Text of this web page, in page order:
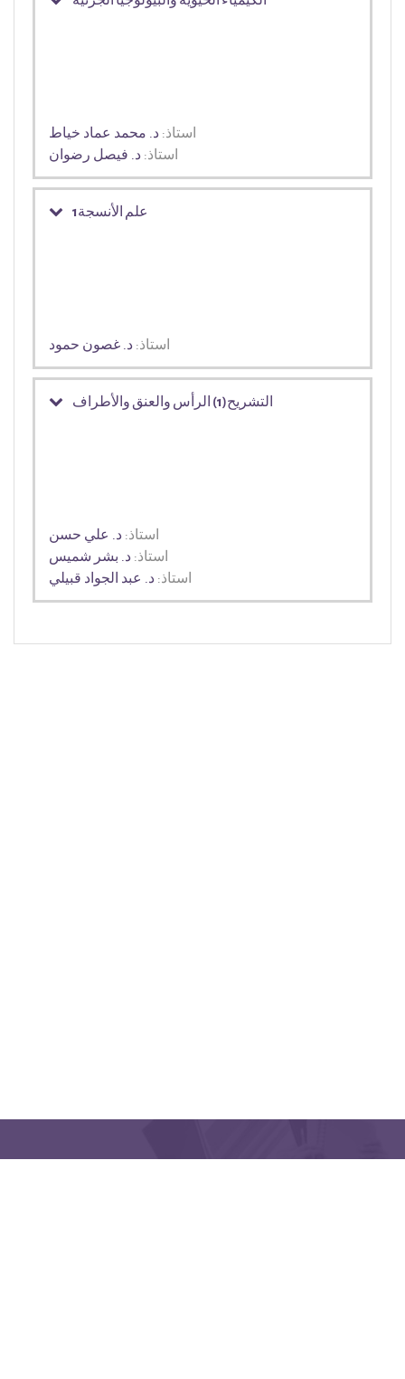
استاذ: د. محمد عماد خياط
استاذ: د. فيصل رضوان
علم الأنسجة1
استاذ: د. غصون حمود
التشريح(1) الرأس والعنق والأطراف
استاذ: د. علي حسن
استاذ: د. بشر شميس
استاذ: د. عبد الجواد قبيلي